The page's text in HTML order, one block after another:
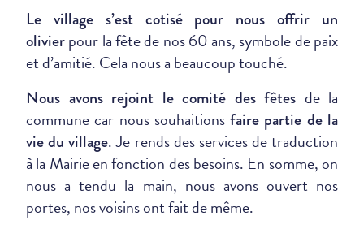
Le village s’est cotisé pour nous offrir un
olivierpour la fête de nos 60 ans, symbole de paix
et d’amitié. Cela nous a beaucoup touché.
Nous avons rejoint le comité des fêtes de la
commune car nous souhaitionsfaire partie de la
vie du village. Je rends des services de traduction
à la Mairie en fonction des besoins. En somme, on
nous a tendu la main, nous avons ouvert nos
portes, nos voisins ont fait de même.